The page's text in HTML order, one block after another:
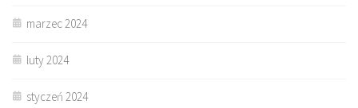
marzec 2024
luty 2024
styczeń 2024